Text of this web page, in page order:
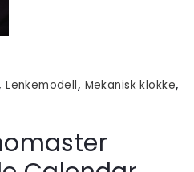
Lenkemodell, Mekanisk klokke,